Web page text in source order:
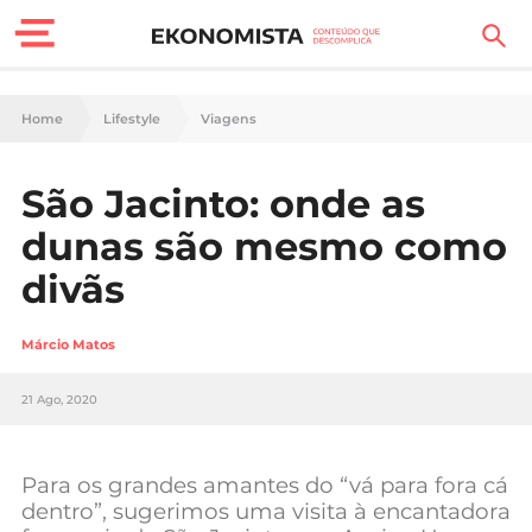
Finanças Pessoais
Carreira
Casa
Lifestyle
Sociedade
Negócios
Home Lifestyle Viagens
São Jacinto: onde as
dunas são mesmo como
divãs
Márcio Matos
21 Ago, 2020
Para os grandes amantes do “vá para fora cá
dentro”, sugerimos uma visita à encantadora